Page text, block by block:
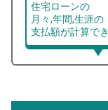
住宅ローンの
月々,年間,生涯の
支払額が計算でき
総支
マンシ